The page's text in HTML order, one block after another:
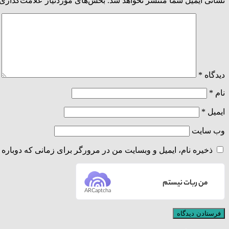
دیدگاه *
نام *
ایمیل *
وب‌ سایت
ذخیره نام، ایمیل و وبسایت من در مرورگر برای زمانی که
من ربات نیستم
ARCaptcha